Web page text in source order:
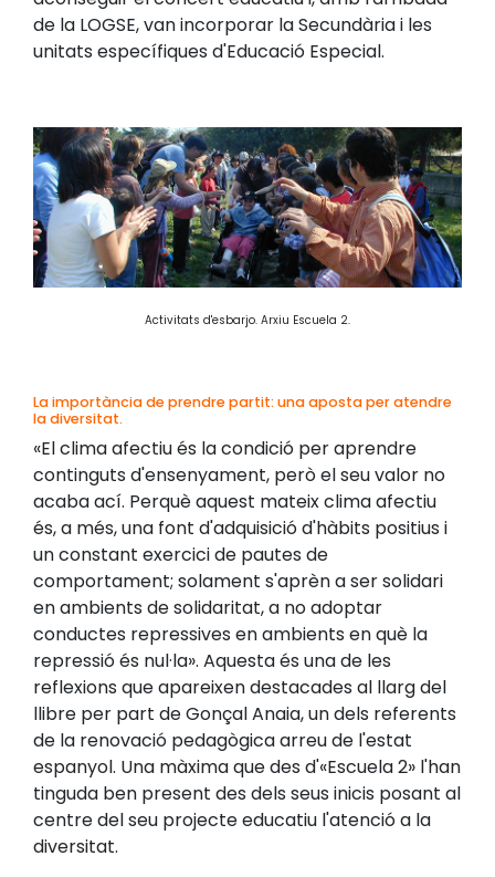
de la LOGSE, van incorporar la Secundària i les
unitats específiques d'Educació Especial.
Activitats d'esbarjo. Arxiu Escuela 2.
La importància de prendre partit: una aposta per atendre
la diversitat.
«El clima afectiu és la condició per aprendre
continguts d'ensenyament, però el seu valor no
acaba ací. Perquè aquest mateix clima afectiu
és, a més, una font d'adquisició d'hàbits positius i
un constant exercici de pautes de
comportament; solament s'aprèn a ser solidari
en ambients de solidaritat, a no adoptar
conductes repressives en ambients en què la
repressió és nul·la». Aquesta és una de les
reflexions que apareixen destacades al llarg del
llibre per part de Gonçal Anaia, un dels referents
de la renovació pedagògica arreu de l'estat
espanyol. Una màxima que des d'«Escuela 2» l'han
tinguda ben present des dels seus inicis posant al
centre del seu projecte educatiu l'atenció a la
diversitat.